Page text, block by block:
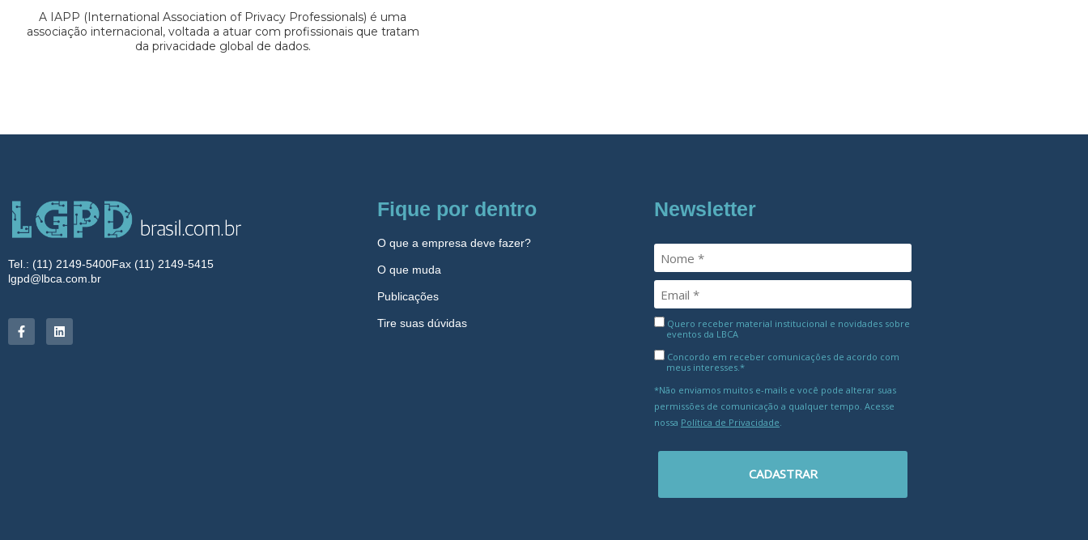
A IAPP (International Association of Privacy Professionals) é uma
associação internacional, voltada a atuar com profissionais que tratam
da privacidade global de dados.
Tel.: (11) 2149-5400Fax (11) 2149-5415
lgpd@lbca.com.br
Fique por dentro
O que a empresa deve fazer?
O que muda
Publicações
Tire suas dúvidas
Newsletter
Quero receber material institucional e novidades sobre
eventos da LBCA
Concordo em receber comunicações de acordo com
meus interesses.*
*Não enviamos muitos e-mails e você pode alterar suas
permissões de comunicação a qualquer tempo. Acesse
nossa Política de Privacidade
CADASTRAR